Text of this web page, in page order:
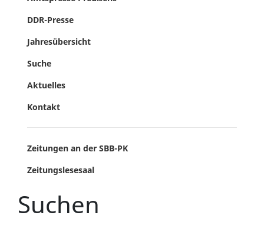
DDR-Presse
Jahresübersicht
Suche
Aktuelles
Kontakt
Zeitungen an der SBB-PK
Zeitungslesesaal
Suchen